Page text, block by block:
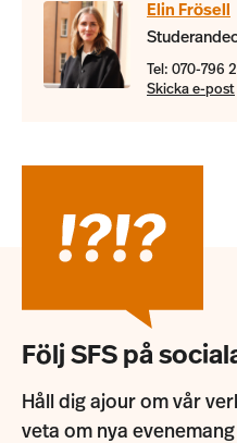
Elin Frösell
Tel: 070-796
Skicka e-post
Följ SFS på
Håll dig ajour om vår
veta om nya